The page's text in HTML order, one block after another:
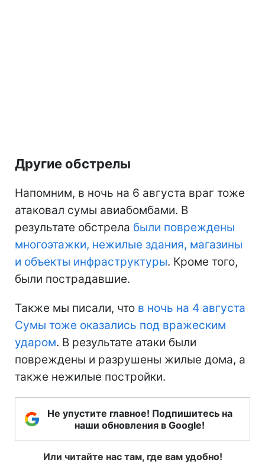
Другие обстрелы
Напомним, в ночь на 6 августа враг тоже
атаковал сумы авиабомбами. В
результате обстрела были повреждены
многоэтажки, нежилые здания, магазины
и объекты инфраструктуры. Кроме того,
были пострадавшие.
Также мы писали, что в ночь на 4 августа
Сумы тоже оказались под вражеским
ударом. В результате атаки были
повреждены и разрушены жилые дома, а
также нежилые постройки.
Не упустите главное! Подпишитесь на
наши обновления в Google!
Или читайте нас там, где вам удобно!